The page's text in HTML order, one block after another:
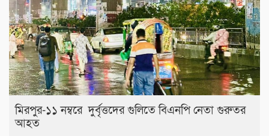
মিরপুর-১১ নম্বরে দুর্বৃত্তদের গুলিতে বিএনপি নেতা গুরুতর
আহত